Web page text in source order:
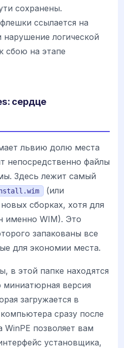
сохранены.
флешки ссылается на
логической
сбою на этапе
сердце
львию долю места
непосредственно файлы
Здесь лежит самый
(или
сборках, хотя для
именно WIM). Это
запакованы все
для экономии места.
в этой папке находятся
миниатюрная версия
загружается в
сразу после
позволяет вам
установщика,